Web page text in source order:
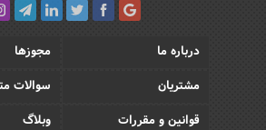
درباره ما
مجوزها
مشتریان
سوالات
قوانین و مقررات
وبلاگ